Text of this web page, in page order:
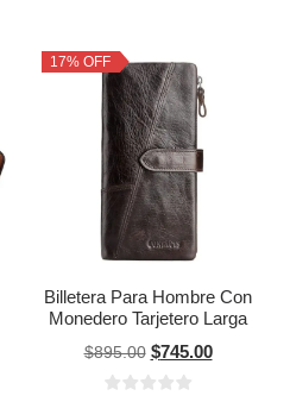
17% OFF
Billetera Para Hombre Con
Monedero Tarjetero Larga
$895.00 $745.00